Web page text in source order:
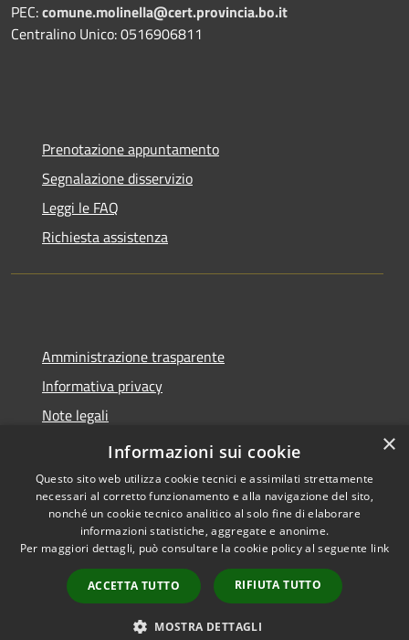
PEC:comune.molinella@cert.provincia.bo.it
Centralino Unico: 0516906811
Prenotazione appuntamento
Segnalazione disservizio
Leggi le FAQ
Richiesta assistenza
Amministrazione trasparente
Informativa privacy
Note legali
Dichiarazione di accessibilità
Accessibilità
Copyright © 2026 • Comune di
Molinella • Powered by
Municipium•
Accesso
redazione
×
Informazioni sui cookie
Questo sito web utilizza cookie tecnici e assimilati strettamente
necessari al corretto funzionamento e alla navigazione del sito,
nonché un cookie tecnico analitico al solo fine di elaborare
informazioni statistiche, aggregate e anonime.
Per maggiori dettagli, può consultare la cookie policy al seguente link
ACCETTA TUTTO RIFIUTA TUTTO
MOSTRA DETTAGLI